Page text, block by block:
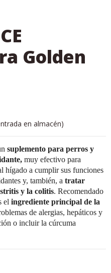
Golden
en almacén)
suplemento para perros y
muy efectivo para
hígado a cumplir sus funciones
y, también, a tratar
y la colitis. Recomendado
el ingrediente principal de la
de alergias, hepáticos y
o incluir la cúrcuma